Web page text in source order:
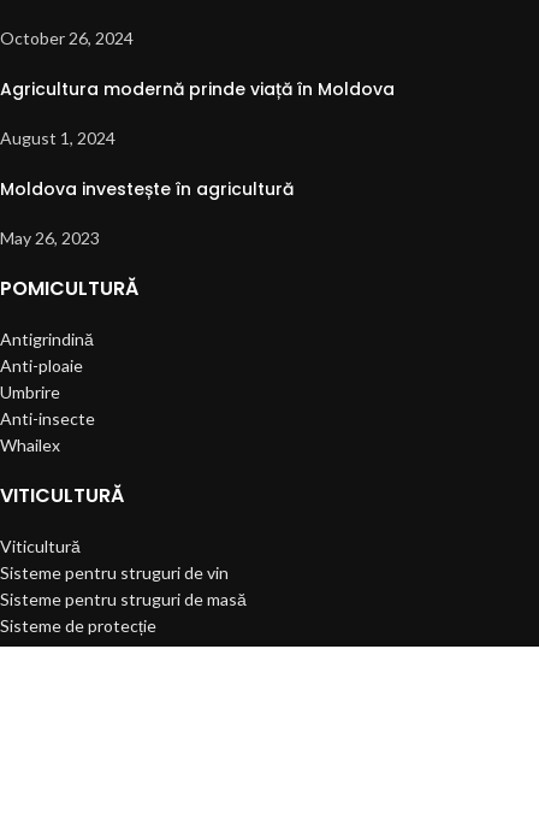
October 26, 2024
Agricultura modernă prinde viață în Moldova
August 1, 2024
Moldova investește în agricultură
May 26, 2023
POMICULTURĂ
Antigrindină
Anti-ploaie
Umbrire
Anti-insecte
Whailex
VITICULTURĂ
Viticultură
Sisteme pentru struguri de vin
Sisteme pentru struguri de masă
Sisteme de protecție
Sisteme de irigare